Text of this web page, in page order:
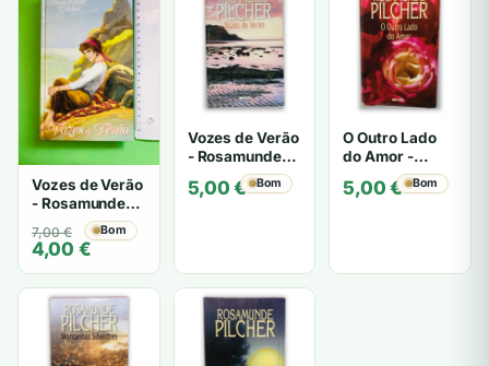
Vozes de Verão
- Rosamunde
7,00€
O
preço
original
era:
7,00 €.
4,00 €
O
preço
atual
é:
4,00 €.
Bom
Vozes de Verão
- Rosamunde
5,00€ Bom
O Outro Lado
do Amor -
Rosamunde
Pilcher
5,00€ Bom